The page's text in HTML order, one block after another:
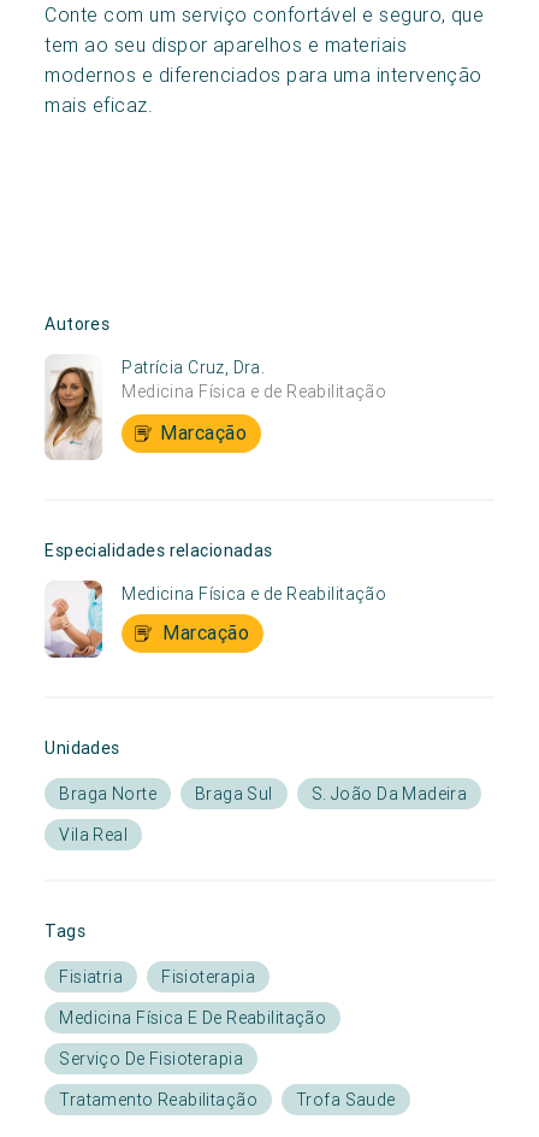
Conte com um serviço confortável e seguro, que
tem ao seu dispor aparelhos e materiais
modernos e diferenciados para uma intervenção
mais eficaz.
Autores
Patrícia Cruz, Dra.
Medicina Física e de Reabilitação
Marcação
Especialidades relacionadas
Medicina Física e de Reabilitação
Marcação
Unidades
Braga Norte Braga Sul
S. João Da Madeira
Vila Real
Tags
Fisiatria
Fisioterapia
Medicina Física E De Reabilitação
Serviço De Fisioterapia
Tratamento Reabilitação
Trofa Saude